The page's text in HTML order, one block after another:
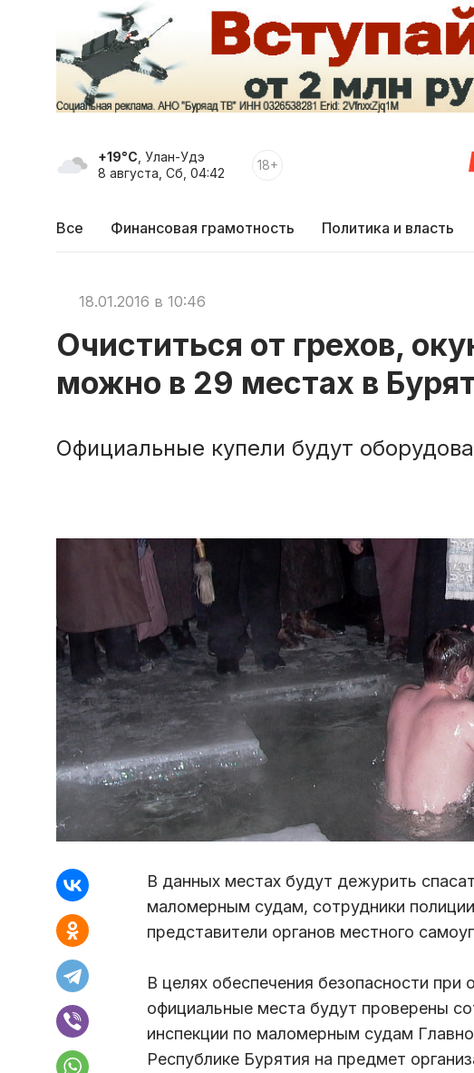
+19°C , Улан-Удэ
8 августа, Сб, 04:42
18+
Все Финансовая грамотность Политика и власть
18.01.2016 в 10:46
Очиститься от грехов,
можно в 29 местах в
Официальные купели будут
В данных местах будут дежурить
маломерным судам, сотрудники
представители органов местного
В целях обеспечения безопасности при
официальные места будут проверены
инспекции по маломерным судам
Республике Бурятия на предмет